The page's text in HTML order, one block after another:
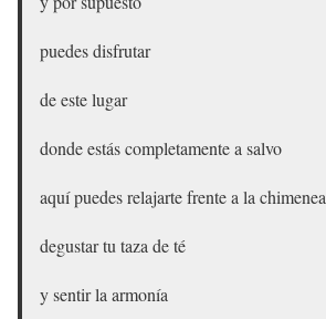
puedes disfrutar
de este lugar
donde estás completamente a salvo
aquí puedes relajarte frente a la chimenea
degustar tu taza de té
y sentir la armonía